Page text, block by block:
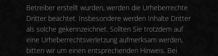
Betreiber erstellt wurden, werden die Urheberrechte
Dritter beachtet. Insbesondere werden Inhalte Dritter
als solche gekennzeichnet. Sollten Sie trotzdem auf
eine Urheberrechtsverletzung aufmerksam werden,
bitten wir um einen entsprechenden Hinweis. Bei